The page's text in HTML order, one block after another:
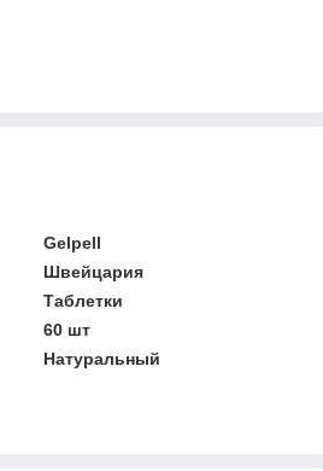
Gelpell
Швейцария
Таблетки
60 шт
Натуральный